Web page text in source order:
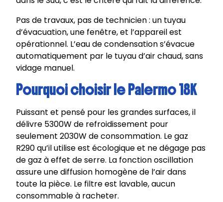
Pas de travaux, pas de technicien : un tuyau
d’évacuation, une fenêtre, et l’appareil est
opérationnel. L’eau de condensation s’évacue
automatiquement par le tuyau d’air chaud, sans
vidage manuel.
Pourquoi choisir le Palermo 18K
Puissant et pensé pour les grandes surfaces, il
délivre 5300W de refroidissement pour
seulement 2030W de consommation. Le gaz
R290 qu’il utilise est écologique et ne dégage pas
de gaz à effet de serre. La fonction oscillation
assure une diffusion homogène de l’air dans
toute la pièce. Le filtre est lavable, aucun
consommable à racheter.